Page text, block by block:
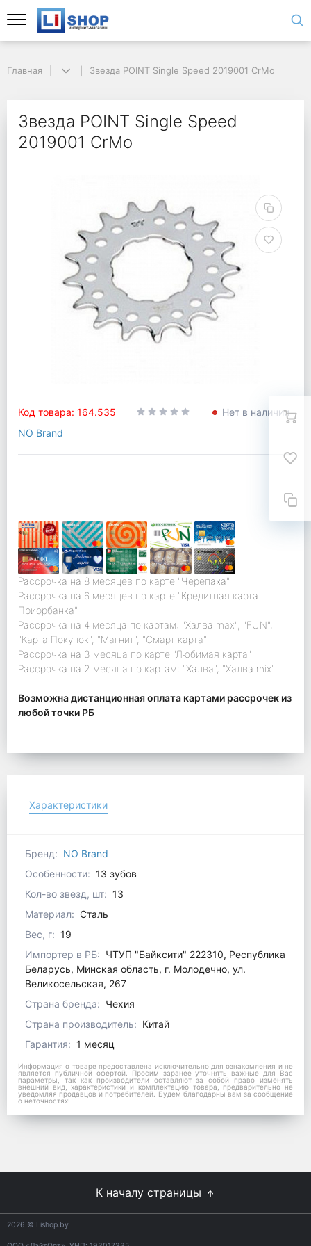
Главная Звезда POINT Single Speed 2019001 CrMo
Звезда POINT Single Speed
2019001 CrMo
Код товара: 164.535
Нет в наличии
NO Brand
Рассрочка на 8 месяцев по карте "Черепаха"
Рассрочка на 6 месяцев по карте "Кредитная карта
Приорбанка"
Рассрочка на 4 месяца по картам: "Халва max", "FUN",
"Карта Покупок", "Магнит", "Смарт карта"
Рассрочка на 3 месяца по карте "Любимая карта"
Рассрочка на 2 месяца по картам: "Халва", "Халва mix"
Возможна дистанционная оплата картами рассрочек из
любой точки РБ
Характеристики
Бренд: NO Brand
Особенности: 13 зубов
Кол-во звезд, шт: 13
Материал: Сталь
Вес, г: 19
Импортер в РБ: ЧТУП "Байксити" 222310, Республика
Беларусь, Минская область, г. Молодечно, ул.
Великосельская, 267
Страна бренда: Чехия
Страна производитель: Китай
Гарантия: 1 месяц
Информация о товаре предоставлена исключительно для ознакомления и не
является публичной офертой. Просим заранее уточнять важные для Вас
параметры, так как производители оставляют за собой право изменять
внешний вид, характеристики и комплектацию товара, предварительно не
уведомляя продавцов и потребителей. Будем благодарны вам за сообщение
о неточностях!
К началу страницы
2026 © Lishop.by